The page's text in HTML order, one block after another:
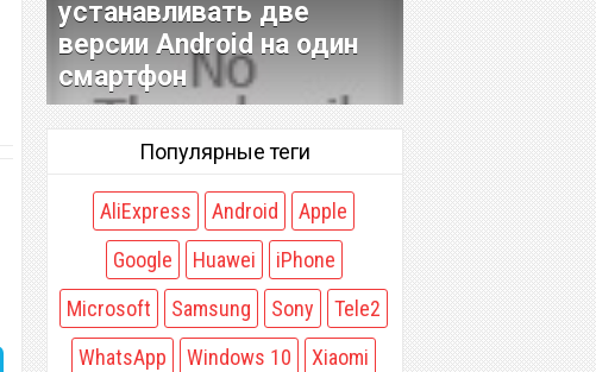
устанавливать две
версии Android на один
смартфон
Популярные теги
AliExpress Android
Apple
Google
Huawei
iPhone
Microsoft
Samsung Sony
Tele2
WhatsApp
Windows 10
Xiaomi